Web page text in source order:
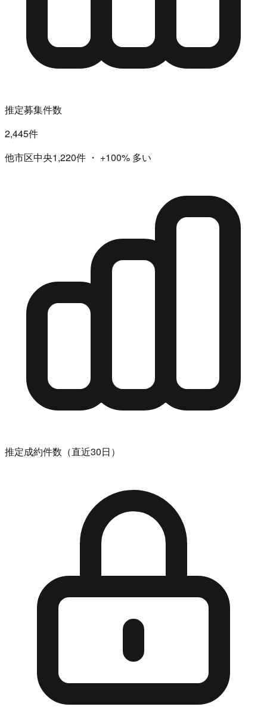
推定募集件数
2,445件
他市区中央1,220件 ・ +100% 多い
推定成約件数（直近30日）